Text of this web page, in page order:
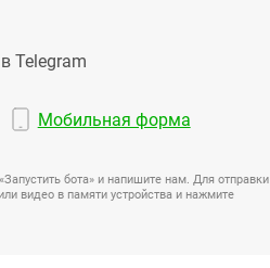
Telegram
Мобильная форма
бота» и напишите нам. Для отправки
видео в памяти устройства и нажмите